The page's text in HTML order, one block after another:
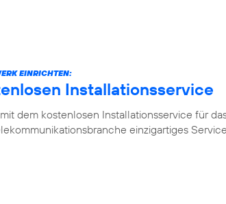
EINRICHTEN:
Installationsservice
dem kostenlosen Installationsservice für
einzigartiges